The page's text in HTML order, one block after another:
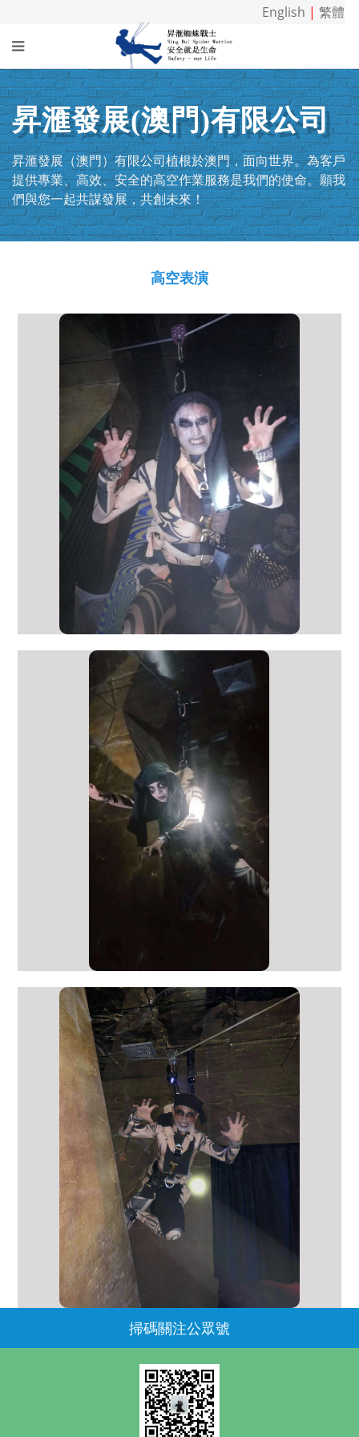
English |繁體
昇滙發展(澳門)有限公司
昇滙發展（澳門）有限公司植根於澳門，面向世界。為客戶
提供專業、高效、安全的高空作業服務是我們的使命。願我
們與您一起共謀發展，共創未來！
高空表演
掃碼關注公眾號